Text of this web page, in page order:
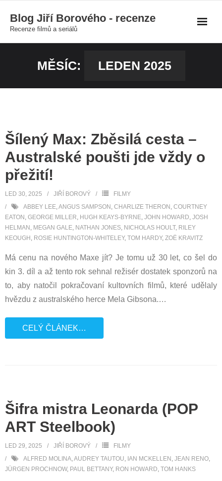
content
Blog Jiří Borového - recenze
Recenze filmů a seriálů
MĚSÍC: LEDEN 2025
Šílený Max: Zběsilá cesta –
Australské poušti jde vždy o
přežití!
LED 30, 2025 JIŘÍ BOROVÝ
FILMY
ABBEY LEE,ANGUS SAMPSON , CHARLIZE THERON , COURTNEY
EATON , GEORGE MILLER, HUGH KEAYS-BYRNE, JOHN HOWARD, JOSH
HELMAN , MEGAN GALE, NATHAN JONES, NICHOLAS HOULT, RILEY
KEOUGH , ROSIE HUNTINGTON-WHITELEY, TOM HARDY, ZOË KRAVITZ
Má cenu na nového Maxe jít? Je tomu už 30 let, co šel do
kin 3. díl a až tento rok sehnal režisér dostatek sponzorů na
to, aby natočil pokračovaní kultovních filmů, které udělaly
hvězdu z australského herce Mela Gibsona.…
CELÝ ČLÁNEK…
Šifra mistra Leonarda (POP
ART Steelbook)
LED 29, 2025 JIŘÍ BOROVÝ
FILMY
ALFRED MOLINA,AUDREY TAUTOU, IAN MCKELLEN , JEAN RENO,
JÜRGEN PROCHNOW, PAUL BETTANY, RON HOWARD, TOM HANKS